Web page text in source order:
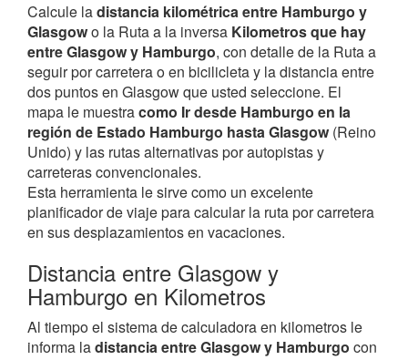
Calcule ladistancia kilométrica entre Hamburgo y
Glasgowo la Ruta a la inversa Kilometros que hay
entre Glasgow y Hamburgo, con detalle de la Ruta a
seguir por carretera o en bicilicleta y la distancia entre
dos puntos en Glasgow que usted seleccione. El
mapa le muestracomo Ir desde Hamburgo en la
región de Estado Hamburgo hasta Glasgow (Reino
Unido) y las rutas alternativas por autopistas y
carreteras convencionales.
Esta herramienta le sirve como un excelente
planificador de viaje para calcular la ruta por carretera
en sus desplazamientos en vacaciones.
Distancia entre Glasgow y
Hamburgo en Kilometros
Al tiempo el sistema de calculadora en kilometros le
informa ladistancia entre Glasgow y Hamburgo con